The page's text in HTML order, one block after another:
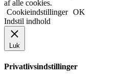
af alle cookies.
Cookieindstillinger OK
Indstil indhold
Luk
Privatlivsindstillinger